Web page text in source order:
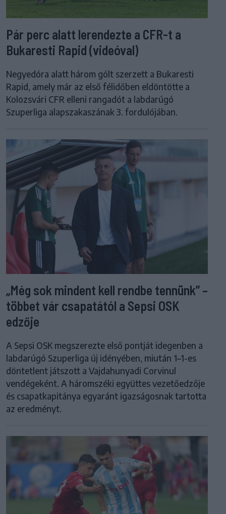
Pár perc alatt lerendezte a CFR-t a
Bukaresti Rapid (videóval)
Negyedóra alatt három gólt szerzett a Bukaresti
Rapid, amely már az első félidőben eldöntötte a
Kolozsvári CFR elleni rangadót a labdarúgó
Szuperliga alapszakaszának 3. fordulójában.
„Még sok mindent kell rendbe tennünk” –
többet vár csapatától a Sepsi OSK
edzője
A Sepsi OSK megszerezte első pontját idegenben a
labdarúgó Szuperliga új idényében, miután 1–1-es
döntetlent játszott a Vajdahunyadi Corvinul
vendégeként. A háromszéki együttes vezetőedzője
és csapatkapitánya egyaránt igazságosnak tartotta
az eredményt.